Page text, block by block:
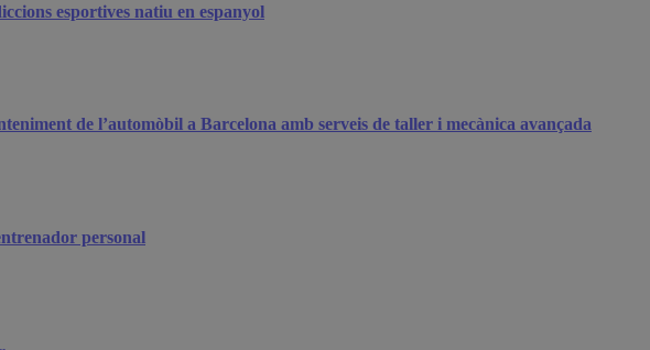
esportives natiu en espanyol
de l’automòbil a Barcelona amb serveis de taller i mecànica avançada
personal